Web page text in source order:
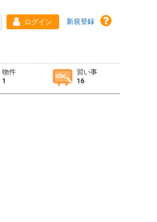
ログイン 新規登録
物件
1
習い事
16